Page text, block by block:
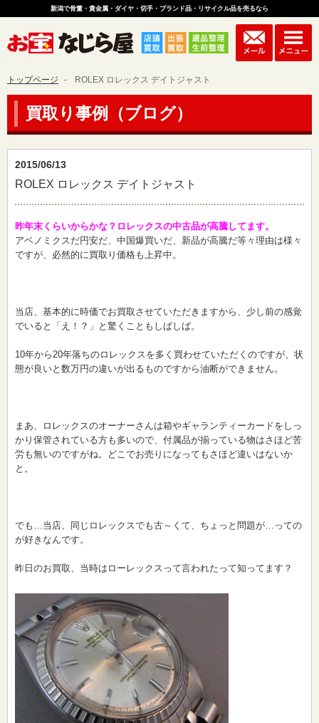
新潟で骨董・貴金属・ダイヤ・切手・ブランド品・リサイクル品を売るなら
トップページ ROLEX ロレックス デイトジャスト
買取り事例（ブログ）
2015/06/13
ROLEX ロレックス デイトジャスト
昨年末くらいからかな？ロレックスの中古品が高騰してます。
アベノミクスだ円安だ、中国爆買いだ、新品が高騰だ等々理由は様々
ですが、必然的に買取り価格も上昇中。
当店、基本的に時価でお買取させていただきますから、少し前の感覚
でいると「え！？」と驚くこともしばしば。
10年から20年落ちのロレックスを多く買わせていただくのですが、状
態が良いと数万円の違いが出るものですから油断ができません。
まあ、ロレックスのオーナーさんは箱やギャランティーカードをしっ
かり保管されている方も多いので、付属品が揃っている物はさほど苦
労も無いのですがね。どこでお売りになってもさほど違いはないか
と。
でも…当店、同じロレックスでも古～くて、ちょっと問題が…っての
が好きなんです。
昨日のお買取、当時はローレックスって言われたって知ってます？